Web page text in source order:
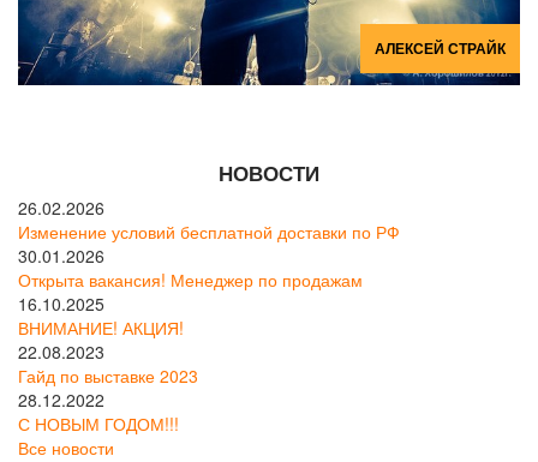
АЛЕКСЕЙ СТРАЙК
НОВОСТИ
26.02.2026
Изменение условий бесплатной доставки по РФ
30.01.2026
Открыта вакансия! Менеджер по продажам
16.10.2025
ВНИМАНИЕ! АКЦИЯ!
22.08.2023
Гайд по выставке 2023
28.12.2022
С НОВЫМ ГОДОМ!!!
Все новости